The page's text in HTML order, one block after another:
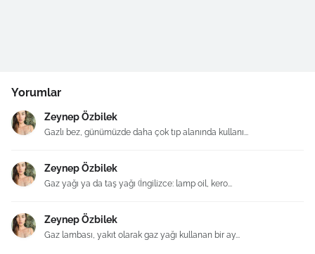
Yorumlar
Zeynep Özbilek
Gazlı bez, günümüzde daha çok tıp alanında kullanı...
Zeynep Özbilek
Gaz yağı ya da taş yağı (İngilizce: lamp oil, kero...
Zeynep Özbilek
Gaz lambası, yakıt olarak gaz yağı kullanan bir ay...